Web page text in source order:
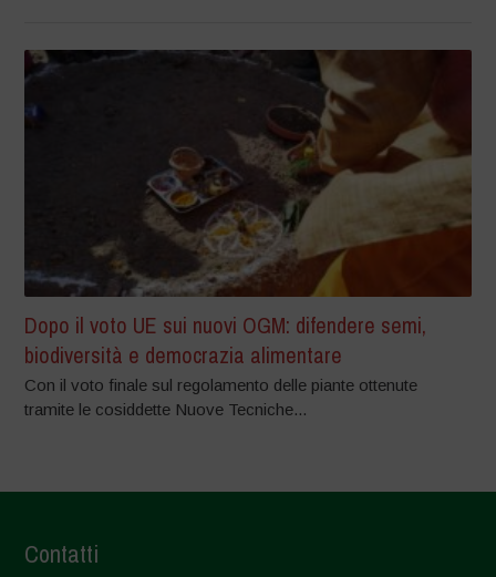
Dopo il voto UE sui nuovi OGM: difendere semi,
biodiversità e democrazia alimentare
Con il voto finale sul regolamento delle piante ottenute
tramite le cosiddette Nuove Tecniche...
Contatti